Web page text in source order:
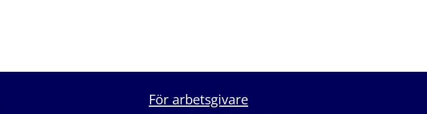
För arbetsgivare